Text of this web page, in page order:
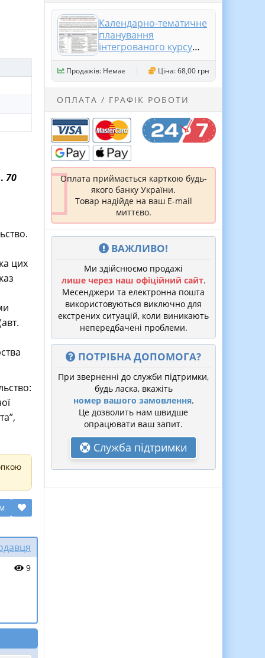
70
цих
9
Календарно-тематичне
планування
інтегрованого курсу
«Досліджуємо історію і
суспільство.
Громадянська освіта. 6
клас». 70 годин (52 год.
історія + 18 г
Продажів: Немає Ціна: 68,00 грн
ОПЛАТА / ГРАФІК РОБОТИ
Оплата приймається карткою будь-
якого банку України.
Товар надійде на ваш E-mail
миттєво.
ВАЖЛИВО!
Ми здійснюємо продажі
лише через наш офіційний сайт.
Месенджери та електронна пошта
використовуються виключно для
екстрених ситуацій, коли виникають
непередбачені проблеми.
ПОТРІБНА ДОПОМОГА?
При зверненні до служби підтримки,
будь ласка, вкажіть
номер вашого замовлення.
Це дозволить нам швидше
опрацювати ваш запит.
Служба підтримки